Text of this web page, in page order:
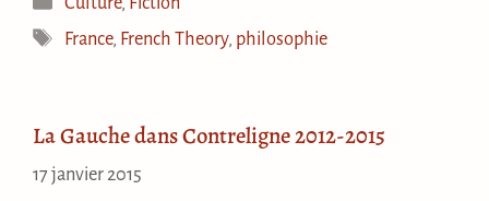
Étiquettes
France, French Theory, philosophie
La Gauche dans Contreligne 2012-2015
17 janvier 2015